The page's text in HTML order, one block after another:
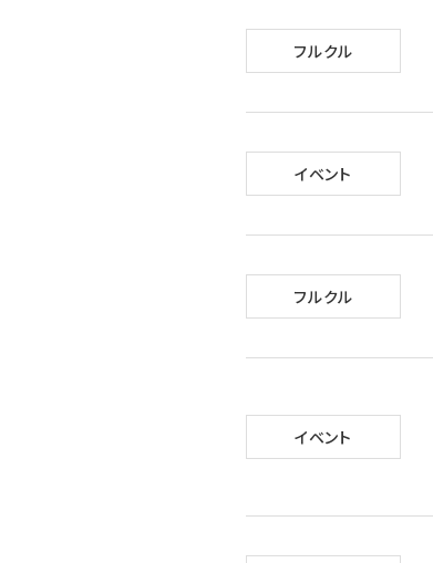
フルクル
イベント
フルクル
イベント